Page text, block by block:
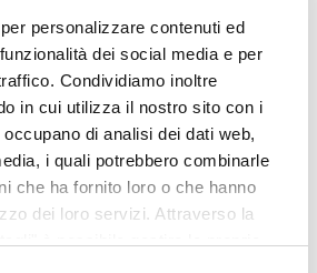
personalizzare contenuti ed
dei social media e per
Condividiamo inoltre
in cui utilizza il nostro sito con i
di analisi dei dati web,
i quali potrebbero combinarle
che ha fornito loro o che hanno
dei loro servizi. Attraverso la